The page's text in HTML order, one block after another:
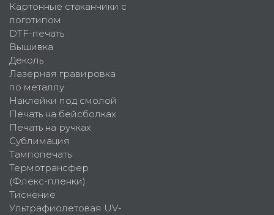
Картонные стаканчики с
логотипом
DTF-печать
Вышивка
Деколь
Лазерная гравировка
по металлу
Наклейки под смолой
Печать на бейсболках
Печать на ручках
Сублимация
Тампопечать
Термотрансфер
(Флекс-пленки)
Тиснение
Ультрафиолетовая UV-